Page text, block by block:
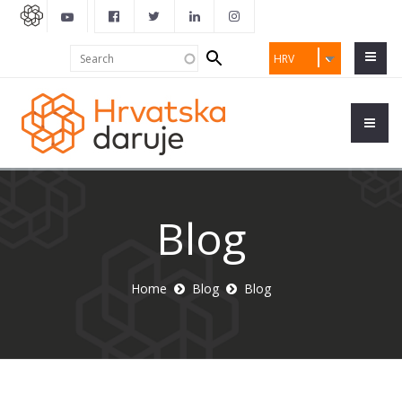
HRV
Search
form
Blog
Home Blog Blog